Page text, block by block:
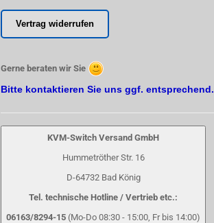
Vertrag widerrufen
Gerne beraten wir Sie
Bitte kontaktieren Sie uns ggf. entsprechend.
KVM-Switch Versand GmbH
Hummetröther Str. 16
D-64732 Bad König
Tel. technische Hotline / Vertrieb etc.:
06163/8294-15 (Mo-Do 08:30 - 15:00, Fr bis 14:00)